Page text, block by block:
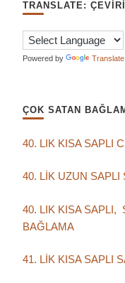
TRANSLATE: ÇEVIRI
Powered by Translate
ÇOK SATAN
40. LIK KISA SAPLI
40. LİK UZUN
40. LIK KISA SAPLI,
BAĞLAMA
41. LİK KISA SAPLI